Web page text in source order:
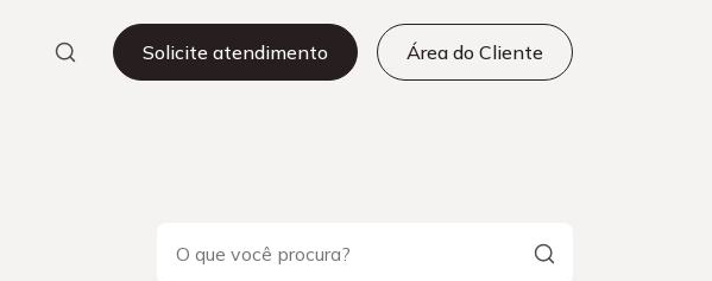
Solicite atendimento Área do Cliente